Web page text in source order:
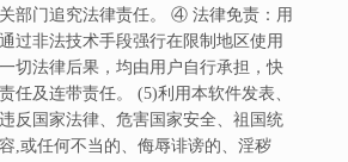
部门追究法律责任。 ④ 法律免责：用
过非法技术手段强行在限制地区使用
切法律后果，均由用户自行承担，快
任及连带责任。 (5)利用本软件发表、
反国家法律、危害国家安全、祖国统
,或任何不当的、侮辱诽谤的、淫秽